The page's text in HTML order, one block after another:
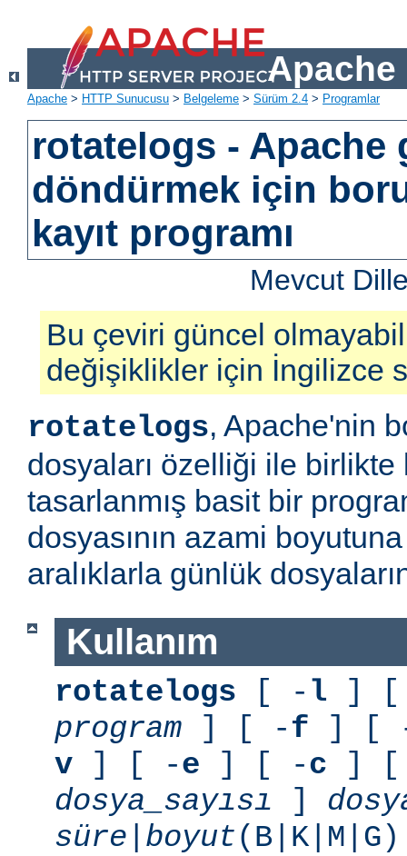
Apache
Apache > HTTP Sunucusu > Belgeleme > Sürüm 2.4 > Programlar
rotatelogs - Apache
döndürmek için
kayıt programı
Mevcut
Bu çeviri güncel
değişiklikler için İngilizce
rotatelogs, Apache'nin
dosyaları özelliği ile
tasarlanmış basit bir
dosyasının azami
aralıklarla günlük
Kullanım
rotatelogs [ - l ] [
program ] [ -f ] [
v ] [ -e ] [ -c ] [
dosya_sayısı ]
süre boyut